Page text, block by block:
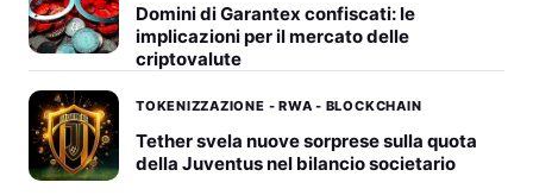
Domini di Garantex confiscati: le
implicazioni per il mercato delle
criptovalute
TOKENIZZAZIONE - RWA - BLOCKCHAIN
Tether svela nuove sorprese sulla quota
della Juventus nel bilancio societario